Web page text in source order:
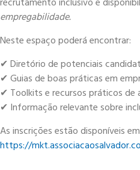
empregabilidade.
Neste espaço poderá encontrar:
✔ Diretório de potenciais
✔ Guias de boas práticas em
✔ Toolkits e recursos práticos
✔ Informação relevante sobre
As inscrições estão disponíveis
https://